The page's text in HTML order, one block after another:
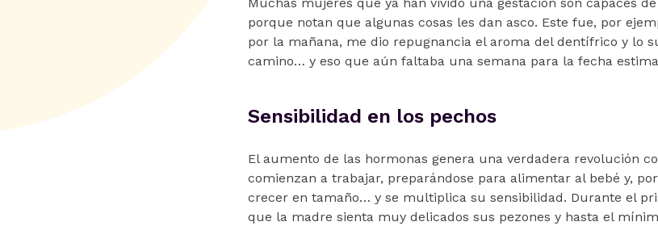
porque notan que algunas cosas les dan asco. Este fue, por
por la mañana, me dio repugnancia el aroma del dentífrico y lo
camino… y eso que aún faltaba una semana para la fecha
Sensibilidad en los pechos
El aumento de las hormonas genera una verdadera revolución
comienzan a trabajar, preparándose para alimentar al bebé y,
crecer en tamaño… y se multiplica su sensibilidad. Durante el
que la madre sienta muy delicados sus pezones y hasta el